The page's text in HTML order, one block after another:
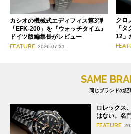
カシオの機械式エディフィス第3弾
「EFK-200」を『ウォッチタイム』
ドイツ版編集長がレビュー
FEATURE 2026.07.31
クロ
「
12」
SAME
同じブランドの記
ロレックス
はない。名
FEATURE